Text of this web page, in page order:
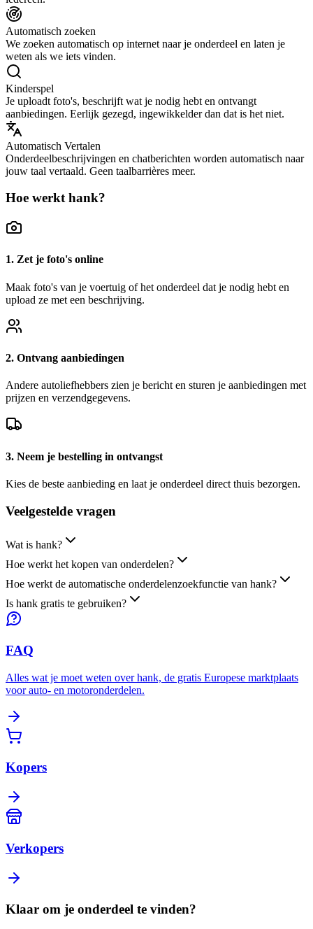
Automatisch zoeken
We zoeken automatisch op internet naar je onderdeel en laten je
weten als we iets vinden.
Kinderspel
Je uploadt foto's, beschrijft wat je nodig hebt en ontvangt
aanbiedingen. Eerlijk gezegd, ingewikkelder dan dat is het niet.
Automatisch Vertalen
Onderdeelbeschrijvingen en chatberichten worden automatisch naar
jouw taal vertaald. Geen taalbarrières meer.
Hoe werkt hank?
1. Zet je foto's online
Maak foto's van je voertuig of het onderdeel dat je nodig hebt en
upload ze met een beschrijving.
2. Ontvang aanbiedingen
Andere autoliefhebbers zien je bericht en sturen je aanbiedingen met
prijzen en verzendgegevens.
3. Neem je bestelling in ontvangst
Kies de beste aanbieding en laat je onderdeel direct thuis bezorgen.
Veelgestelde vragen
Wat is hank?
Hoe werkt het kopen van onderdelen?
Hoe werkt de automatische onderdelenzoekfunctie van hank?
Is hank gratis te gebruiken?
FAQ
Alles wat je moet weten over hank, de gratis Europese marktplaats
voor auto- en motoronderdelen.
Kopers
Verkopers
Klaar om je onderdeel te vinden?